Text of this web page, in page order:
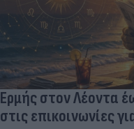
Ερμής στον Λέοντα
στις επικοινωνίες